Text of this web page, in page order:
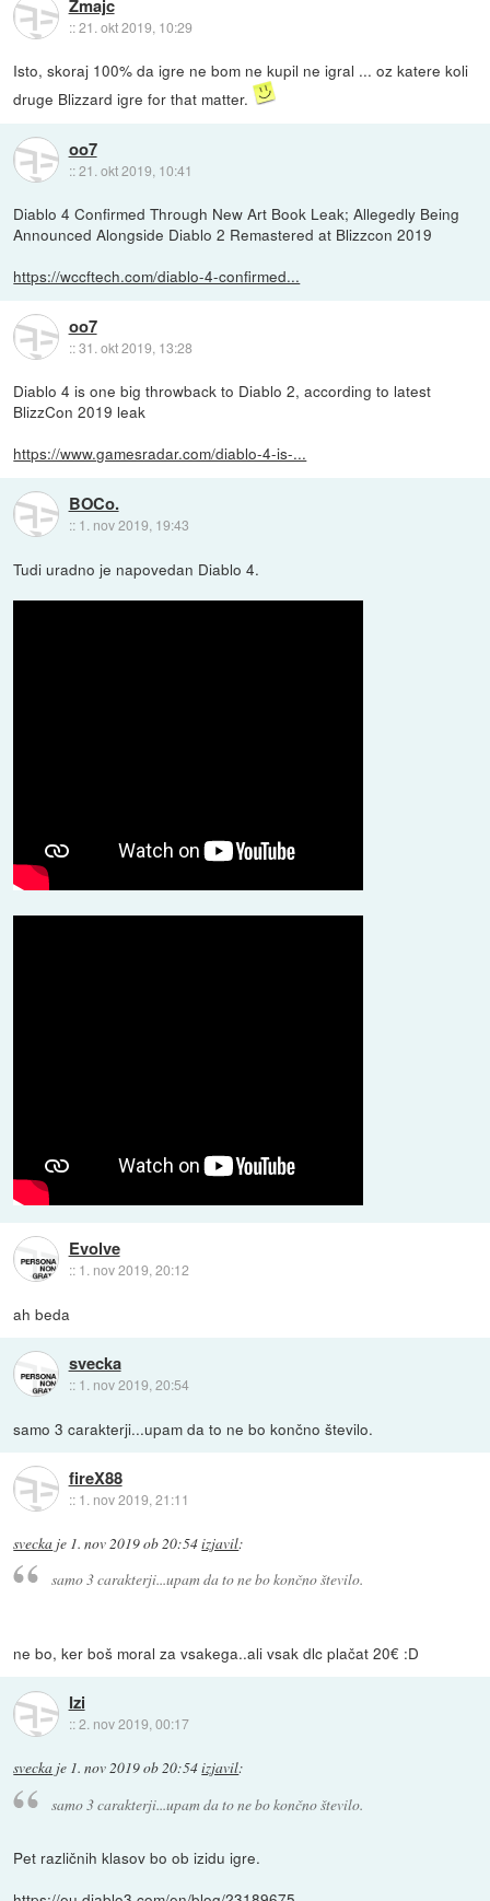
Zmajc
::21. okt 2019, 10:29
Isto, skoraj 100% da igre ne bom ne kupil ne igral ... oz katere koli
druge Blizzard igre for that matter.
oo7
::21. okt 2019, 10:41
Diablo 4 Confirmed Through New Art Book Leak; Allegedly Being
Announced Alongside Diablo 2 Remastered at Blizzcon 2019
https://wccftech.com/diablo-4-confirmed...
oo7
::31. okt 2019, 13:28
Diablo 4 is one big throwback to Diablo 2, according to latest
BlizzCon 2019 leak
https://www.gamesradar.com/diablo-4-is-...
BOCo.
:: 1. nov 2019, 19:43
Tudi uradno je napovedan Diablo 4.
Evolve
:: 1. nov 2019, 20:12
ah beda
svecka
:: 1. nov 2019, 20:54
samo 3 carakterji...upam da to ne bo končno število.
fireX88
:: 1. nov 2019, 21:11
svecka je 1. nov 2019 ob 20:54izjavil:
samo 3 carakterji...upam da to ne bo končno število.
ne bo, ker boš moral za vsakega..ali vsak dlc plačat 20€ :D
Izi
::2. nov 2019, 00:17
svecka je 1. nov 2019 ob 20:54izjavil:
samo 3 carakterji...upam da to ne bo končno število.
Pet različnih klasov bo ob izidu igre.